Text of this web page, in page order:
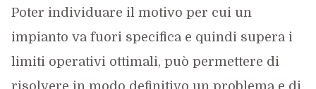
Poter individuare il motivo per cui un
impianto va fuori specifica e quindi supera i
limiti operativi ottimali, può permettere di
risolvere in modo definitivo un problema e di